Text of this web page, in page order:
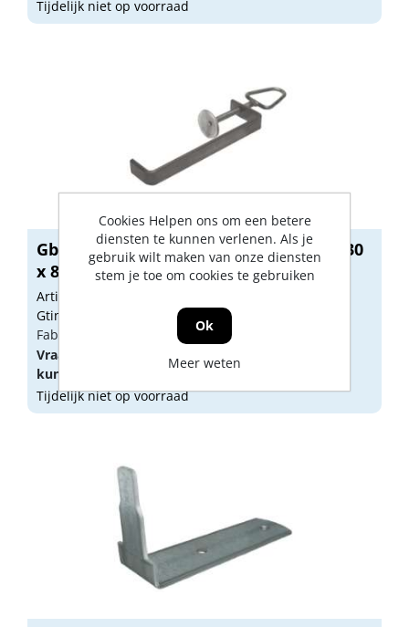
Tijdelijk niet op voorraad
Gb Metselwerkklem 290 x 70 x 40mm 30
x 8...
Artikelnummer: GB00588
Gtin: 8714318039622
Fabrikant artikel nummer: 10215.0001
Vraag een
aan of log in
kunnen zien.
Tijdelijk niet op voorraad
Cookies Helpen ons om een betere
diensten te kunnen verlenen. Als je
gebruik wilt maken van onze diensten
stem je toe om cookies te gebruiken
Ok
Meer weten